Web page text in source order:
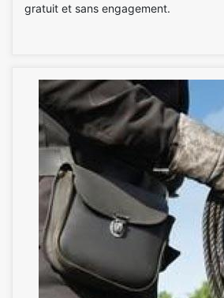
gratuit et sans engagement.